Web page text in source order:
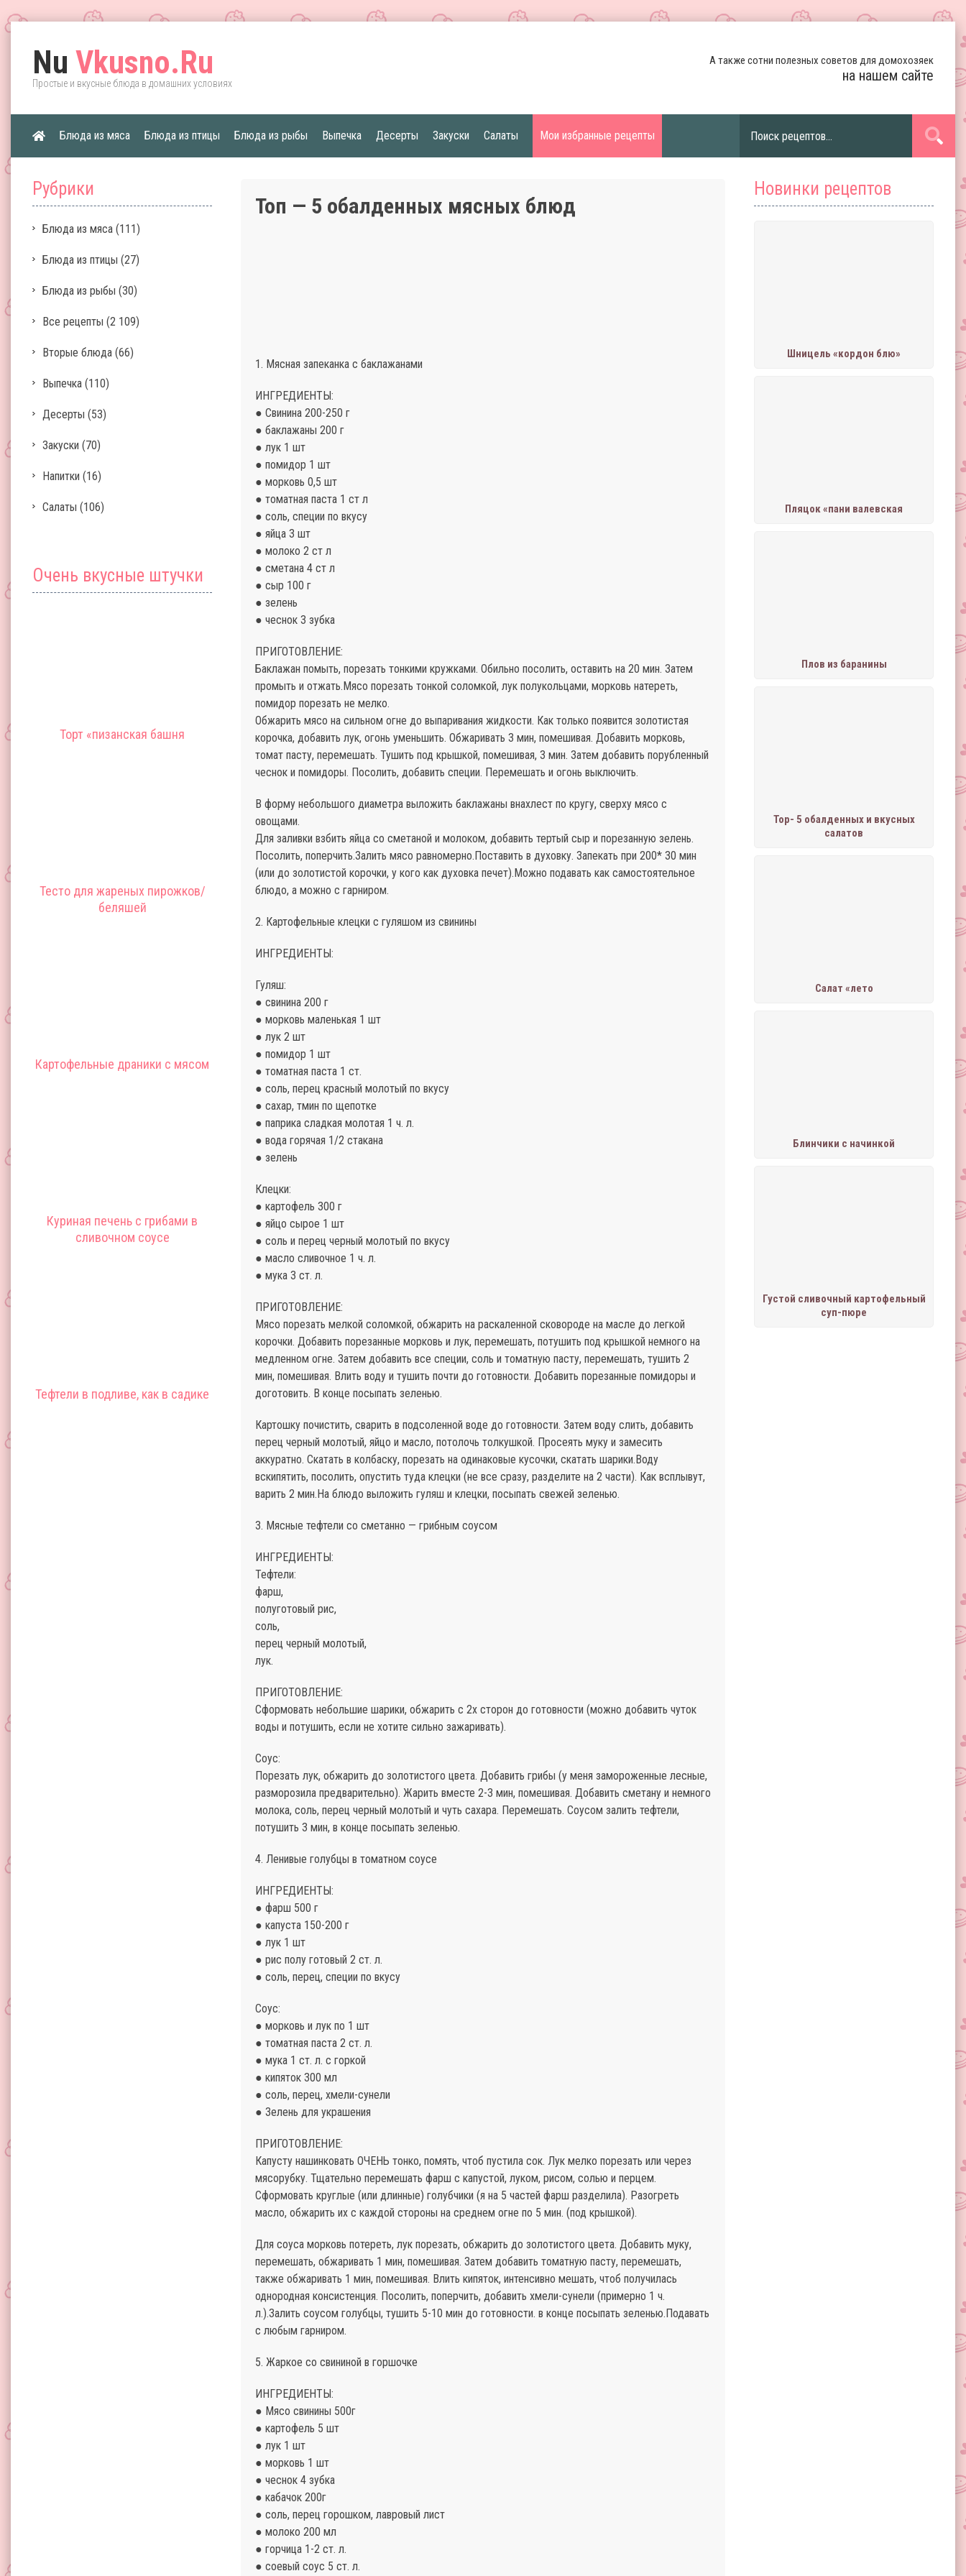
Nu Vkusno.Ru
Простые и вкусные блюда в домашних условиях
А также сотни полезных советов для домохозяек
на нашем сайте
Блюда из мяса Блюда из птицы Блюда из рыбы Выпечка Десерты Закуски Салаты Мои избранные рецепты
Рубрики
Блюда из мяса (111)
Блюда из птицы (27)
Блюда из рыбы (30)
Все рецепты (2 109)
Вторые блюда (66)
Выпечка (110)
Десерты (53)
Закуски (70)
Напитки (16)
Салаты (106)
Очень вкусные штучки
Торт «пизанская башня
Тесто для жареных пирожков/
беляшей
Картофельные драники с мясом
Куриная печень с грибами в
сливочном соусе
Тефтели в подливе, как в садике
Новинки рецептов
Шницель «кордон блю»
Пляцок «пани валевская
Плов из баранины
Тор- 5 обалденных и вкусных
салатов
Салат «лето
Блинчики с начинкой
Густой сливочный картофельный
суп-пюре
Топ — 5 обалденных мясных блюд
1. Мясная запеканка с баклажанами
ИНГРЕДИЕНТЫ:
● Свинина 200-250 г
● баклажаны 200 г
● лук 1 шт
● помидор 1 шт
● морковь 0,5 шт
● томатная паста 1 ст л
● соль, специи по вкусу
● яйца 3 шт
● молоко 2 ст л
● сметана 4 ст л
● сыр 100 г
● зелень
● чеснок 3 зубка
ПРИГОТОВЛЕНИЕ:
Баклажан помыть, порезать тонкими кружками. Обильно посолить, оставить на 20 мин. Затем
промыть и отжать.Мясо порезать тонкой соломкой, лук полукольцами, морковь натереть,
помидор порезать не мелко.
Обжарить мясо на сильном огне до выпаривания жидкости. Как только появится золотистая
корочка, добавить лук, огонь уменьшить. Обжаривать 3 мин, помешивая. Добавить морковь,
томат пасту, перемешать. Тушить под крышкой, помешивая, 3 мин. Затем добавить порубленный
чеснок и помидоры. Посолить, добавить специи. Перемешать и огонь выключить.
В форму небольшого диаметра выложить баклажаны внахлест по кругу, сверху мясо с
овощами.
Для заливки взбить яйца со сметаной и молоком, добавить тертый сыр и порезанную зелень.
Посолить, поперчить.Залить мясо равномерно.Поставить в духовку. Запекать при 200* 30 мин
(или до золотистой корочки, у кого как духовка печет).Можно подавать как самостоятельное
блюдо, а можно с гарниром.
2. Картофельные клецки с гуляшом из свинины
ИНГРЕДИЕНТЫ:
Гуляш:
● свинина 200 г
● морковь маленькая 1 шт
● лук 2 шт
● помидор 1 шт
● томатная паста 1 ст.
● соль, перец красный молотый по вкусу
● сахар, тмин по щепотке
● паприка сладкая молотая 1 ч. л.
● вода горячая 1/2 стакана
● зелень
Клецки:
● картофель 300 г
● яйцо сырое 1 шт
● соль и перец черный молотый по вкусу
● масло сливочное 1 ч. л.
● мука 3 ст. л.
ПРИГОТОВЛЕНИЕ:
Мясо порезать мелкой соломкой, обжарить на раскаленной сковороде на масле до легкой
корочки. Добавить порезанные морковь и лук, перемешать, потушить под крышкой немного на
медленном огне. Затем добавить все специи, соль и томатную пасту, перемешать, тушить 2
мин, помешивая. Влить воду и тушить почти до готовности. Добавить порезанные помидоры и
доготовить. В конце посыпать зеленью.
Картошку почистить, сварить в подсоленной воде до готовности. Затем воду слить, добавить
перец черный молотый, яйцо и масло, потолочь толкушкой. Просеять муку и замесить
аккуратно. Скатать в колбаску, порезать на одинаковые кусочки, скатать шарики.Воду
вскипятить, посолить, опустить туда клецки (не все сразу, разделите на 2 части). Как всплывут,
варить 2 мин.На блюдо выложить гуляш и клецки, посыпать свежей зеленью.
3. Мясные тефтели со сметанно — грибным соусом
ИНГРЕДИЕНТЫ:
Тефтели:
фарш,
полуготовый рис,
соль,
перец черный молотый,
лук.
ПРИГОТОВЛЕНИЕ:
Сформовать небольшие шарики, обжарить с 2х сторон до готовности (можно добавить чуток
воды и потушить, если не хотите сильно зажаривать).
Соус:
Порезать лук, обжарить до золотистого цвета. Добавить грибы (у меня замороженные лесные,
разморозила предварительно). Жарить вместе 2-3 мин, помешивая. Добавить сметану и немного
молока, соль, перец черный молотый и чуть сахара. Перемешать. Соусом залить тефтели,
потушить 3 мин, в конце посыпать зеленью.
4. Ленивые голубцы в томатном соусе
ИНГРЕДИЕНТЫ:
● фарш 500 г
● капуста 150-200 г
● лук 1 шт
● рис полу готовый 2 ст. л.
● соль, перец, специи по вкусу
Соус:
● морковь и лук по 1 шт
● томатная паста 2 ст. л.
● мука 1 ст. л. с горкой
● кипяток 300 мл
● соль, перец, хмели-сунели
● Зелень для украшения
ПРИГОТОВЛЕНИЕ:
Капусту нашинковать ОЧЕНЬ тонко, помять, чтоб пустила сок. Лук мелко порезать или через
мясорубку. Тщательно перемешать фарш с капустой, луком, рисом, солью и перцем.
Сформовать круглые (или длинные) голубчики (я на 5 частей фарш разделила). Разогреть
масло, обжарить их с каждой стороны на среднем огне по 5 мин. (под крышкой).
Для соуса морковь потереть, лук порезать, обжарить до золотистого цвета. Добавить муку,
перемешать, обжаривать 1 мин, помешивая. Затем добавить томатную пасту, перемешать,
также обжаривать 1 мин, помешивая. Влить кипяток, интенсивно мешать, чтоб получилась
однородная консистенция. Посолить, поперчить, добавить хмели-сунели (примерно 1 ч.
л.).Залить соусом голубцы, тушить 5-10 мин до готовности. в конце посыпать зеленью.Подавать
с любым гарниром.
5. Жаркое со свининой в горшочке
ИНГРЕДИЕНТЫ:
● Мясо свинины 500г
● картофель 5 шт
● лук 1 шт
● морковь 1 шт
● чеснок 4 зубка
● кабачок 200г
● соль, перец горошком, лавровый лист
● молоко 200 мл
● горчица 1-2 ст. л.
● соевый соус 5 ст. л.